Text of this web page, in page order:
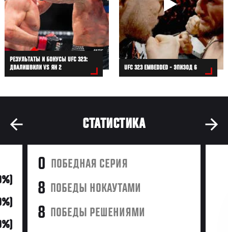
РЕЗУЛЬТАТЫ И БОНУСЫ UFC 323:
ДВАЛИШВИЛИ VS ЯН 2
UFC 323 EMBEDDED - ЭПИЗОД 6
СТАТИСТИКА
0 ПОБЕДНАЯ СЕРИЯ
8 ПОБЕДЫ НОКАУТАМИ
8 ПОБЕДЫ РЕШЕНИЯМИ